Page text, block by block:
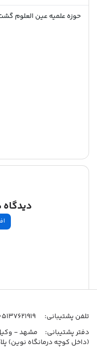
حوزه علمیه عین العلوم
اطلاعات تماس
تلفن پشتیبانی:
دفتر پشتیبانی:
(داخل کوچه درمانگاه نوین) پلاک